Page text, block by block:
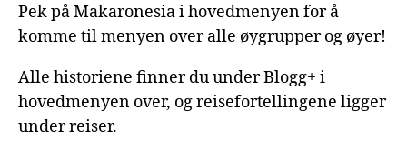
Pek på Makaronesia i hovedmenyen for å
komme til menyen over alle øygrupper og øyer!
Alle historiene finner du under Blogg+ i
hovedmenyen over, og reisefortellingene ligger
under reiser.